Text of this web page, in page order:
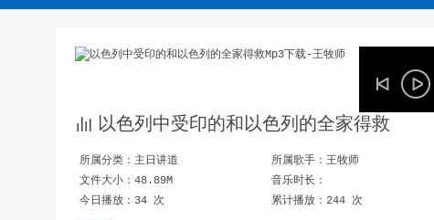
 以色列中受印的和以色列的全家得救
所属分类： 主日讲道 所属歌手： 王牧师
文件大小：48.89M
音乐时长：
今日播放：34 次
累计播放：244 次